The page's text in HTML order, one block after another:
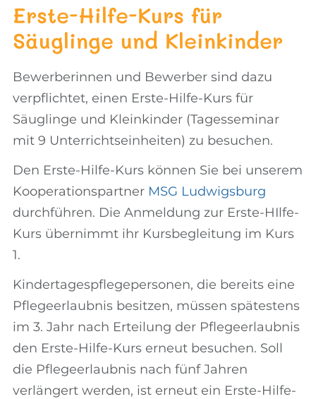
Erste-Hilfe-Kurs für
Säuglinge und Kleinkinder
Bewerberinnen und Bewerber sind dazu
verpflichtet, einen Erste-Hilfe-Kurs für
Säuglinge und Kleinkinder (Tagesseminar
mit 9 Unterrichtseinheiten) zu besuchen.
Den Erste-Hilfe-Kurs können Sie bei unserem
Kooperationspartner MSG Ludwigsburg
durchführen. Die Anmeldung zur Erste-HIlfe-
Kurs übernimmt ihr Kursbegleitung im Kurs
1.
Kindertagespflegepersonen, die bereits eine
Pflegeerlaubnis besitzen, müssen spätestens
im 3. Jahr nach Erteilung der Pflegeerlaubnis
den Erste-Hilfe-Kurs erneut besuchen. Soll
die Pflegeerlaubnis nach fünf Jahren
verlängert werden, ist erneut ein Erste-Hilfe-